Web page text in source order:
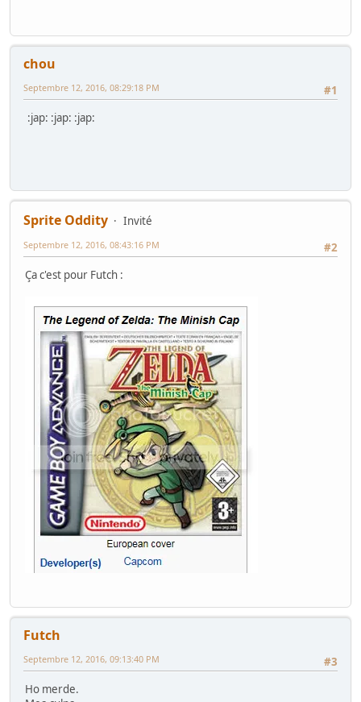
chou
#1
Septembre 12, 2016, 08:29:18 PM
:jap: :jap: :jap:
Sprite Oddity
Invité
#2
Septembre 12, 2016, 08:43:16 PM
Ça c'est pour Futch :
Futch
#3
Septembre 12, 2016, 09:13:40 PM
Ho merde.